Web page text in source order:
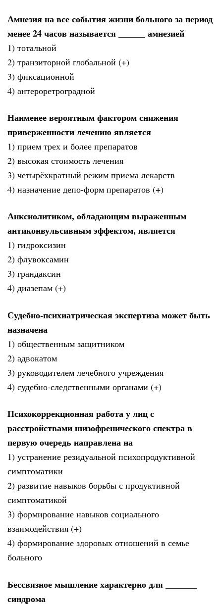
Амнезия на все события жизни больного за период
менее 24 часов называется ______ амнезией
1) тотальной
2) транзиторной глобальной (+)
3) фиксационной
4) антероретроградной
Наименее вероятным фактором снижения
приверженности лечению является
1) прием трех и более препаратов
2) высокая стоимость лечения
3) четырёхкратный режим приема лекарств
4) назначение депо-форм препаратов (+)
Анксиолитиком, обладающим выраженным
антиконвульсивным эффектом, является
1) гидроксизин
2) флувоксамин
3) грандаксин
4) диазепам (+)
Судебно-психиатрическая экспертиза может быть
назначена
1) общественным защитником
2) адвокатом
3) руководителем лечебного учреждения
4) судебно-следственными органами (+)
Психокоррекционная работа у лиц с
расстройствами шизофренического спектра в
первую очередь направлена на
1) устранение резидуальной психопродуктивной
симптоматики
2) развитие навыков борьбы с продуктивной
симптоматикой
3) формирование навыков социального
взаимодействия (+)
4) формирование здоровых отношений в семье
больного
Бессвязное мышление характерно для _______
синдрома